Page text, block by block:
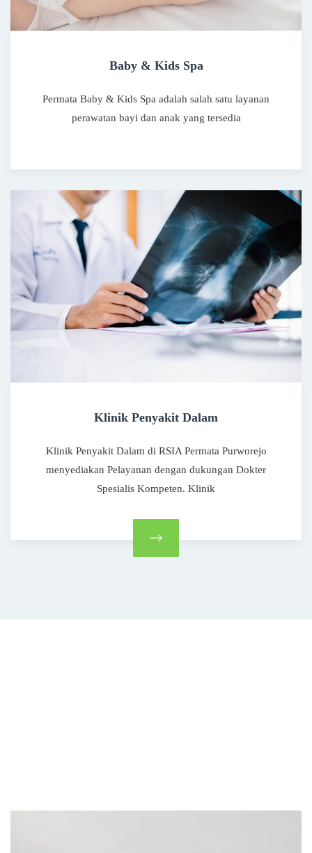
Baby & Kids Spa
Permata Baby & Kids Spa adalah salah satu layanan
perawatan bayi dan anak yang tersedia
Klinik Penyakit Dalam
Klinik Penyakit Dalam di RSIA Permata Purworejo
menyediakan Pelayanan dengan dukungan Dokter
Spesialis Kompeten. Klinik